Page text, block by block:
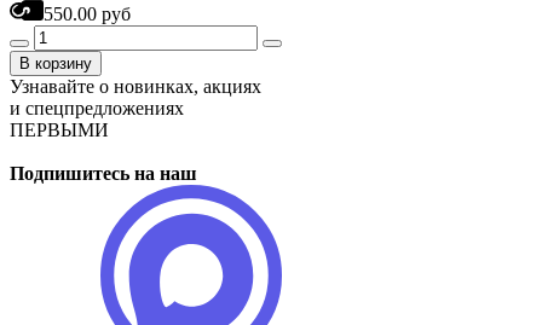
550.00 руб
В корзину
Узнавайте о новинках, акциях
и спецпредложениях
ПЕРВЫМИ
Подпишитесь на наш